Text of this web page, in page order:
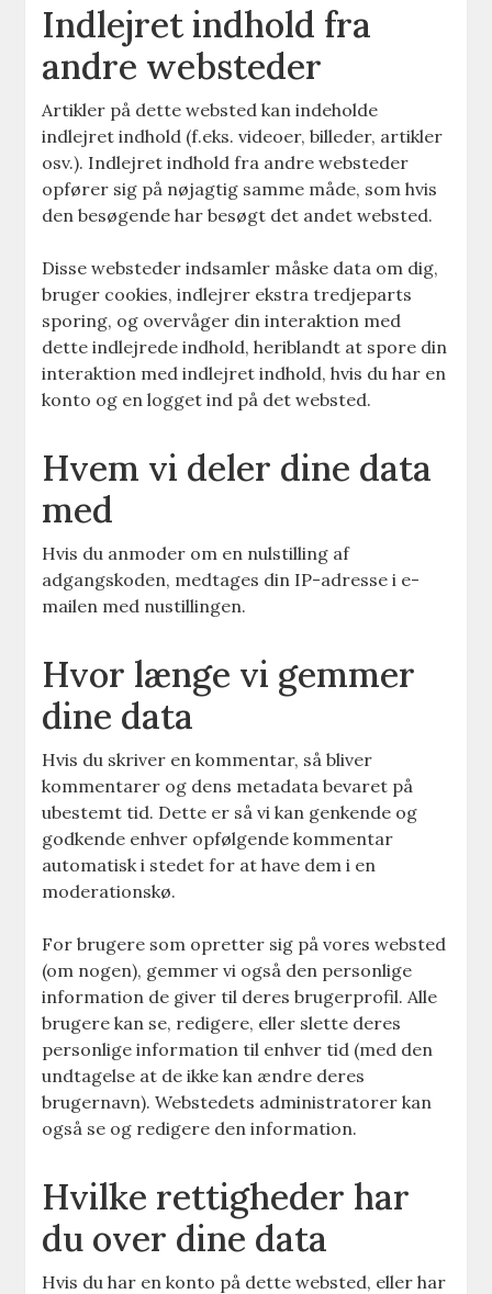
Indlejret indhold fra
andre websteder
Artikler på dette websted kan indeholde
indlejret indhold (f.eks. videoer, billeder, artikler
osv.). Indlejret indhold fra andre websteder
opfører sig på nøjagtig samme måde, som hvis
den besøgende har besøgt det andet websted.
Disse websteder indsamler måske data om dig,
bruger cookies, indlejrer ekstra tredjeparts
sporing, og overvåger din interaktion med
dette indlejrede indhold, heriblandt at spore din
interaktion med indlejret indhold, hvis du har en
konto og en logget ind på det websted.
Hvem vi deler dine data
med
Hvis du anmoder om en nulstilling af
adgangskoden, medtages din IP-adresse i e-
mailen med nustillingen.
Hvor længe vi gemmer
dine data
Hvis du skriver en kommentar, så bliver
kommentarer og dens metadata bevaret på
ubestemt tid. Dette er så vi kan genkende og
godkende enhver opfølgende kommentar
automatisk i stedet for at have dem i en
moderationskø.
For brugere som opretter sig på vores websted
(om nogen), gemmer vi også den personlige
information de giver til deres brugerprofil. Alle
brugere kan se, redigere, eller slette deres
personlige information til enhver tid (med den
undtagelse at de ikke kan ændre deres
brugernavn). Webstedets administratorer kan
også se og redigere den information.
Hvilke rettigheder har
du over dine data
Hvis du har en konto på dette websted, eller har